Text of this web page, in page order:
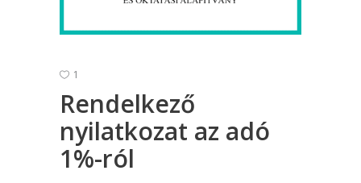
1
Rendelkező
nyilatkozat az adó
1%-ról